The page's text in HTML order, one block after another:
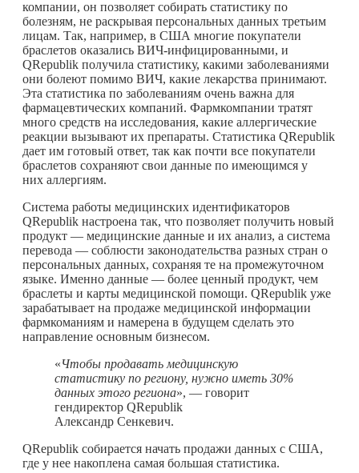
компании, он позволяет собирать статистику по
болезням, не раскрывая персональных данных третьим
лицам. Так, например, в США многие покупатели
браслетов оказались ВИЧ-инфицированными, и
QRepublik получила статистику, какими заболеваниями
они болеют помимо ВИЧ, какие лекарства принимают.
Эта статистика по заболеваниям очень важна для
фармацевтических компаний. Фармкомпании тратят
много средств на исследования, какие аллергические
реакции вызывают их препараты. Статистика QRepublik
дает им готовый ответ, так как почти все покупатели
браслетов сохраняют свои данные по имеющимся у
них аллергиям.
Система работы медицинских идентификаторов
QRepublik настроена так, что позволяет получить новый
продукт — медицинские данные и их анализ, а система
перевода — соблюсти законодательства разных стран о
персональных данных, сохраняя те на промежуточном
языке. Именно данные — более ценный продукт, чем
браслеты и карты медицинской помощи. QRepublik уже
зарабатывает на продаже медицинской информации
фармкоманиям и намерена в будущем сделать это
направление основным бизнесом.
«Чтобы продавать медицинскую
статистику по региону, нужно иметь 30%
данных этого региона», — говорит
гендиректор QRepublik
Александр Сенкевич.
QRepublik собирается начать продажи данных с США,
где у нее накоплена самая большая статистика.